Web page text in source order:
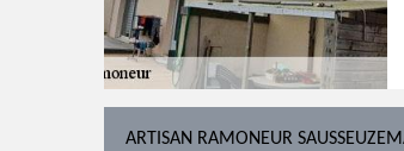
ARTISAN RAMONEUR